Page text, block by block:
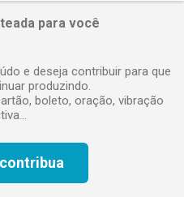
para você
e deseja contribuir para que
produzindo.
boleto, oração, vibração